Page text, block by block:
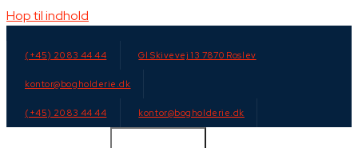
Hop til indhold
(+45) 20 83 44 44 Gl Skivevej 13 7870 Roslev
kontor@bogholderie.dk
(+45) 20 83 44 44 kontor@bogholderie.dk